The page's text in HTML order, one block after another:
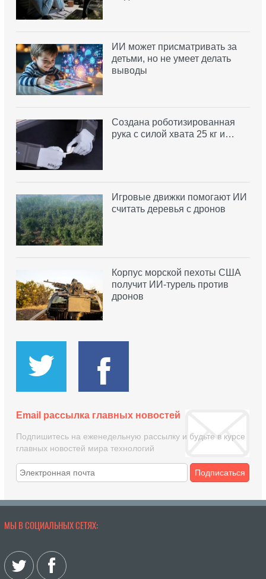
ИИ может присматривать за
детьми, но не умеет делать
выводы
Создана роботизированная
рука с силой хвата 25 кг и…
Игровые движки помогают ИИ
считать деревья с дронов
Корпус морской пехоты США
получит ИИ-турель против
дронов
Email рассылка главных новостей
Подпишитесь на еженедельную рассылку и будьте в курсе
главных новостей мира технологий
Подписаться
МЫ В СОЦИАЛЬНЫХ СЕТЯХ: